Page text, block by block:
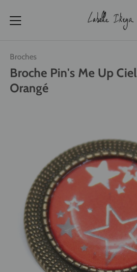
contenu
Broches
Broche Pin's Me Up Ciel
Orangé